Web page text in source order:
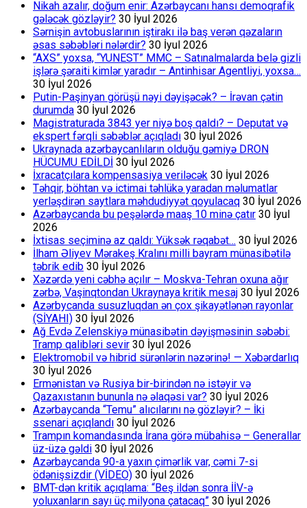
Nikah azalır, doğum enir: Azərbaycanı hansı demoqrafik
gələcək gözləyir? 30 İyul 2026
Sərnişin avtobuslarının iştirakı ilə baş verən qəzaların
əsas səbəbləri nələrdir? 30 İyul 2026
“AXS” yoxsa, “YUNEST” MMC – Satınalmalarda belə gizli
işlərə şəraiti kimlər yaradır – Antinhisar Agentliyi, yoxsa…
30 İyul 2026
Putin-Paşinyan görüşü nəyi dəyişəcək? – İrəvan çətin
durumda 30 İyul 2026
Magistraturada 3843 yer niyə boş qaldı? – Deputat və
ekspert fərqli səbəblər açıqladı 30 İyul 2026
Ukraynada azərbaycanlıların olduğu gəmiyə DRON
HÜCUMU EDİLDİ 30 İyul 2026
İxracatçılara kompensasiya veriləcək 30 İyul 2026
Təhqir, böhtan və ictimai təhlükə yaradan məlumatlar
yerləşdirən saytlara məhdudiyyət qoyulacaq 30 İyul 2026
Azərbaycanda bu peşələrdə maaş 10 minə çatır 30 İyul
2026
İxtisas seçiminə az qaldı: Yüksək rəqabət… 30 İyul 2026
İlham Əliyev Mərakeş Kralını milli bayram münasibətilə
təbrik edib 30 İyul 2026
Xəzərdə yeni cəbhə açılır – Moskva-Tehran oxuna ağır
zərbə, Vaşinqtondan Ukraynaya kritik mesaj 30 İyul 2026
Azərbycanda susuzluqdan ən çox şikayətlənən rayonlar
(SİYAHI) 30 İyul 2026
Ağ Evdə Zelenskiyə münasibətin dəyişməsinin səbəbi:
Tramp qalibləri sevir 30 İyul 2026
Elektromobil və hibrid sürənlərin nəzərinə! — Xəbərdarlıq
30 İyul 2026
Ermənistan və Rusiya bir-birindən nə istəyir və
Qazaxıstanın bununla nə əlaqəsi var? 30 İyul 2026
Azərbaycanda “Temu” alıcılarını nə gözləyir? – İki
ssenari açıqlandı 30 İyul 2026
Trampın komandasında İrana görə mübahisə – Generallar
üz-üzə gəldi 30 İyul 2026
Azərbaycanda 90-a yaxın çimərlik var, cəmi 7-si
ödənişsizdir (VİDEO) 30 İyul 2026
BMT-dən kritik açıqlama: “Beş ildən sonra İİV-ə
yoluxanların sayı üç milyona çatacaq” 30 İyul 2026